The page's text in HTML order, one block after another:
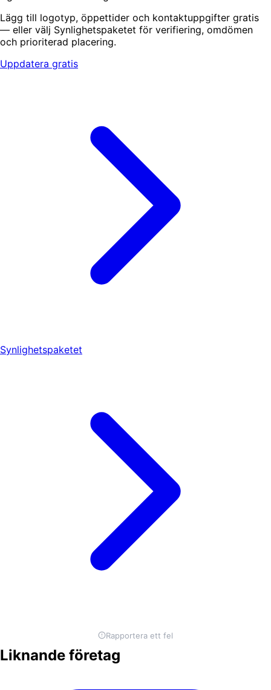
Lägg till logotyp, öppettider och kontaktuppgifter gratis
— eller välj Synlighetspaketet för verifiering, omdömen
och prioriterad placering.
Uppdatera gratis
Synlighetspaketet
Rapportera ett fel
Liknande företag